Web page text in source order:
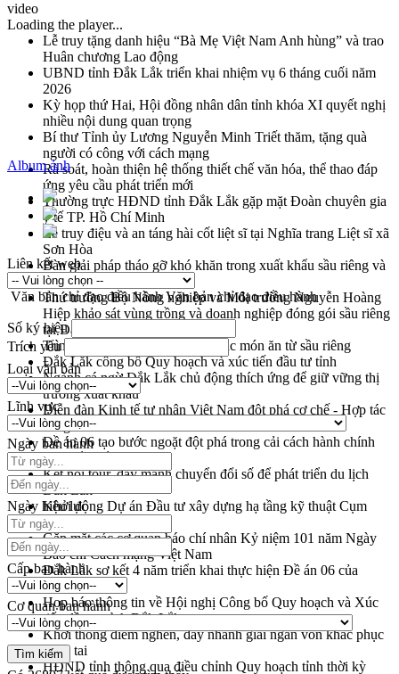
video
Loading the player...
Lễ truy tặng danh hiệu “Bà Mẹ Việt Nam Anh hùng” và trao
Huân chương Lao động
UBND tỉnh Đắk Lắk triển khai nhiệm vụ 6 tháng cuối năm
2026
Kỳ họp thứ Hai, Hội đồng nhân dân tỉnh khóa XI quyết nghị
nhiều nội dung quan trọng
Bí thư Tỉnh ủy Lương Nguyễn Minh Triết thăm, tặng quà
người có công với cách mạng
Rà soát, hoàn thiện hệ thống thiết chế văn hóa, thể thao đáp
ứng yêu cầu phát triển mới
Thường trực HĐND tỉnh Đắk Lắk gặp mặt Đoàn chuyên gia
y tế TP. Hồ Chí Minh
Lễ truy điệu và an táng hài cốt liệt sĩ tại Nghĩa trang Liệt sĩ xã
Sơn Hòa
Bàn giải pháp tháo gỡ khó khăn trong xuất khẩu sầu riêng và
triển khai quy định EUDR
Thứ trưởng Bộ Nông nghiệp và Môi trường Nguyễn Hoàng
Hiệp khảo sát vùng trồng và doanh nghiệp đóng gói sầu riêng
tại Đắk Lắk
Trình diễn nghệ thuật chế biến các món ăn từ sầu riêng
Đắk Lắk công bố Quy hoạch và xúc tiến đầu tư tỉnh
Ngành cá ngừ Đắk Lắk chủ động thích ứng để giữ vững thị
trường xuất khẩu
Diễn đàn Kinh tế tư nhân Việt Nam đột phá cơ chế - Hợp tác
công tư
Đề án 06 tạo bước ngoặt đột phá trong cải cách hành chính
tỉnh Đắk Lắk
Kết nối tour, đẩy mạnh chuyển đổi số để phát triển du lịch
Đắk Lắk
Khởi động Dự án Đầu tư xây dựng hạ tầng kỹ thuật Cụm
công nghiệp Tân Tiến
Gặp mặt các cơ quan báo chí nhân Kỷ niệm 101 năm Ngày
Báo chí Cách mạng Việt Nam
Đắk Lắk sơ kết 4 năm triển khai thực hiện Đề án 06 của
Chính phủ
Họp báo thông tin về Hội nghị Công bố Quy hoạch và Xúc
tiến đầu tư tỉnh Đắk Lắk
Khơi thông điểm nghẽn, đẩy nhanh giải ngân vốn khắc phục
thiên tai
HĐND tỉnh thông qua điều chỉnh Quy hoạch tỉnh thời kỳ
Album ảnh
Liên kết web
Văn bản chỉ đạo điều hành Văn bản chỉ đạo điều hành
Số ký hiệu
Trích yếu
Loại văn bản
Lĩnh vực
Ngày ban hành
Ngày hiệu lực
Cấp ban hành
Cơ quan ban hành